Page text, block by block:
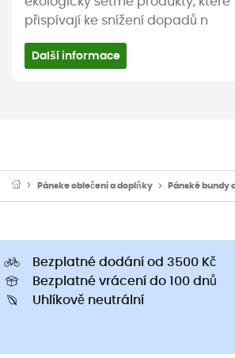
přispívají ke snížení dopadů n
Další informace
Pánske oblečeni a doplňky Pánské bundy
Bezplatné dodání od 3500 Kč
Bezplatné vrácení do 100 dnů
Uhlíkově neutrální